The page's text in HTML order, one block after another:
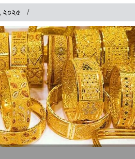
২০২৫